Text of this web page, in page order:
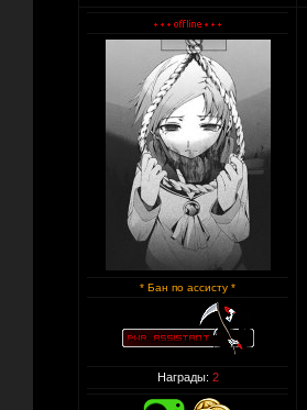
* Бан по ассисту *
Награды: 2